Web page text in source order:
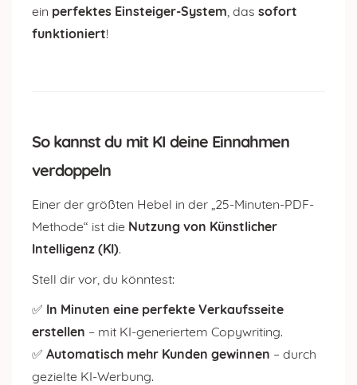
ein perfektes Einsteiger-System , das sofort
funktioniert!
So kannst du mit KI deine Einnahmen
verdoppeln
Einer der größten Hebel in der „25-Minuten-PDF-
Methode“ ist die Nutzung von Künstlicher
Intelligenz (KI).
Stell dir vor, du könntest:
✅ In Minuten eine perfekte Verkaufsseite
erstellen – mit KI-generiertem Copywriting.
✅ Automatisch mehr Kunden gewinnen – durch
gezielte KI-Werbung.